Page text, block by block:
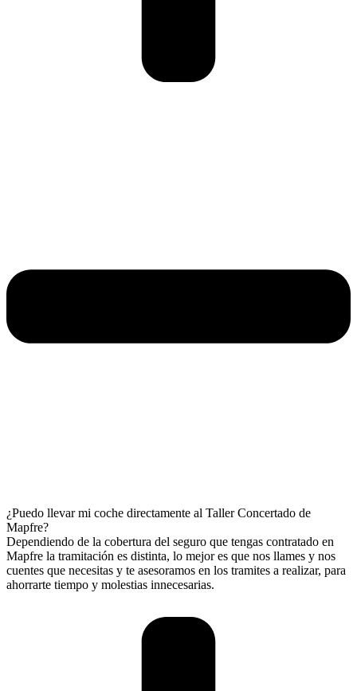
¿Puedo llevar mi coche directamente al Taller Concertado de
Mapfre?
Dependiendo de la cobertura del seguro que tengas contratado en
Mapfre la tramitación es distinta, lo mejor es que nos llames y nos
cuentes que necesitas y te asesoramos en los tramites a realizar, para
ahorrarte tiempo y molestias innecesarias.